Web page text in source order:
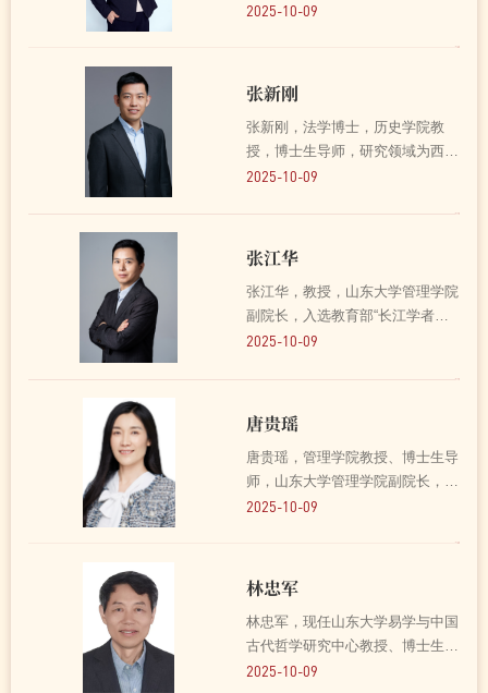
全国文化名家暨“四个一批”人才、
专家，国务院政府特殊津贴专家，
教育部新世纪优秀...
2025-10-09
张新刚
张新刚，法学博士，历史学院教
授，博士生导师，研究领域为西方
古代史、西方政治思想史、政治理
通识课：修昔底德篇》、《古希腊
思想通识课：希罗多德德...
2025-10-09
张江华
张江华，教授，山东大学管理学院
副院长，入选教育部“长江学者奖
励计划”青年学者、山东省泰山学
决策、智慧医疗健康管理等。目前
兼任管理科学与工程学...
2025-10-09
唐贵瑶
唐贵瑶，管理学院教授、博士生导
师，山东大学管理学院副院长，山
东省人才发展战略研究院院
东省理论人才百人工程入选者，山
东省智库决策咨询“科技人才...
2025-10-09
林忠军
林忠军，现任山东大学易学与中国
古代哲学研究中心教授、博士生导
师，泰山学者。研究《周易》40余
2025-10-09